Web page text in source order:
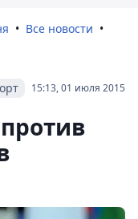
Все новости
15:13, 01 июля 2015